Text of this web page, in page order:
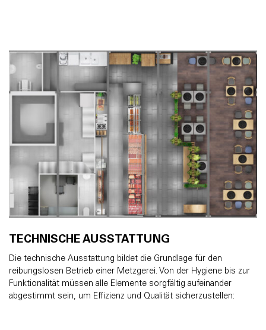
TECHNISCHE AUSSTATTUNG
Die technische Ausstattung bildet die Grundlage für den
reibungslosen Betrieb einer Metzgerei. Von der Hygiene bis zur
Funktionalität müssen alle Elemente sorgfältig aufeinander
abgestimmt sein, um Effizienz und Qualität sicherzustellen: